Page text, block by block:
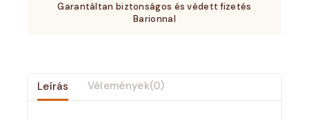
Garantáltan biztonságos és védett fizetés
Barionnal
Leírás Vélemények(0)